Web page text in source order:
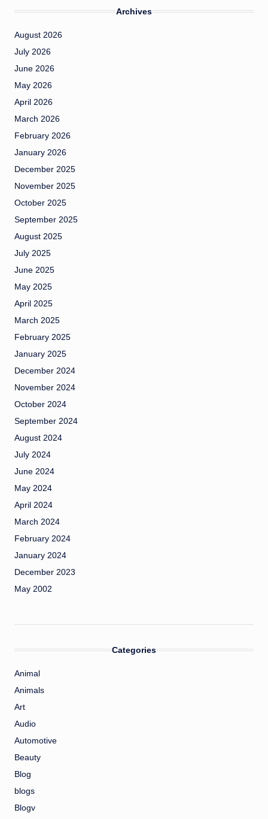
Archives
August 2026
July 2026
June 2026
May 2026
April 2026
March 2026
February 2026
January 2026
December 2025
November 2025
October 2025
September 2025
August 2025
July 2025
June 2025
May 2025
April 2025
March 2025
February 2025
January 2025
December 2024
November 2024
October 2024
September 2024
August 2024
July 2024
June 2024
May 2024
April 2024
March 2024
February 2024
January 2024
December 2023
May 2002
Categories
Animal
Animals
Art
Audio
Automotive
Beauty
Blog
blogs
Blogv